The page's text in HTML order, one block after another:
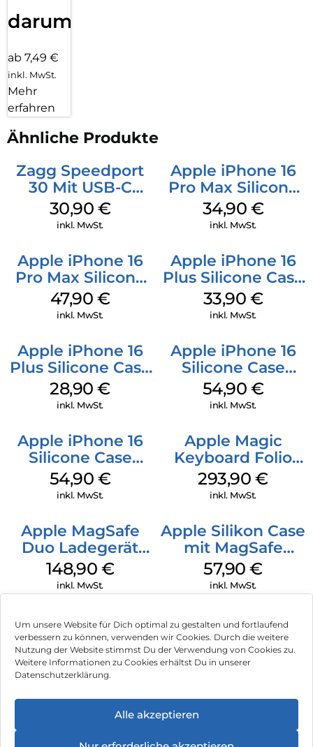
Um unsere Website für Dich optimal zu gestalten und fortlaufend
verbessern zu können, verwenden wir Cookies. Durch die weitere
Nutzung der Website stimmst Du der Verwendung von Cookies zu.
Weitere Informationen zu Cookies erhältst Du in unserer
Datenschutzerklärung.
Alle akzeptieren
darum!
ab 7,49 €
inkl. MwSt.
Mehr
erfahren
Ähnliche Produkte
Zagg Speedport
30 Mit USB-C
Kabel Weiß
30,90 €
inkl. MwSt.
Apple iPhone 16
Pro Max Silicone
Case MagSafe
Denim
34,90 €
inkl. MwSt.
Apple iPhone 16
Pro Max Silicone
Case MagSafe
Black
47,90 €
inkl. MwSt.
Apple iPhone 16
Plus Silicone Case
MagSafe Lake
Green
33,90 €
inkl. MwSt.
Apple iPhone 16
Plus Silicone Case
MagSafe Black
28,90€
inkl. MwSt.
Apple iPhone 16
Silicone Case
MagSafe Black
54,90 €
inkl. MwSt.
Apple iPhone 16
Silicone Case
MagSafe Lake
Green
54,90 €
inkl. MwSt.
Apple Magic
Keyboard Folio
iPad 10.9″ (10.Gen.)
Weiß
293,90€
inkl. MwSt.
Apple MagSafe
Duo Ladegerät
Weiß
148,90 €
inkl. MwSt.
Apple Silikon Case
mit MagSafe
iPhone 14 Pro
(PRODUCT)RED
57,90€
inkl. MwSt.
Impressum